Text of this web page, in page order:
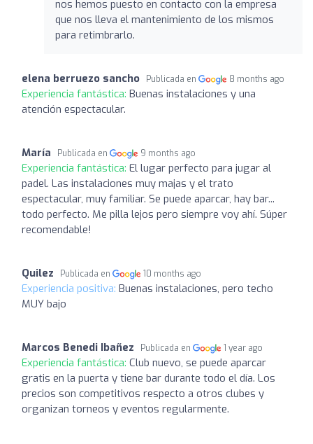
nos hemos puesto en contacto con la empresa
que nos lleva el mantenimiento de los mismos
para retimbrarlo.
elena berruezo sancho Publicada en 8 months ago
Experiencia fantástica: Buenas instalaciones y una
atención espectacular.
María Publicada en 9 months ago
Experiencia fantástica: El lugar perfecto para jugar al
padel. Las instalaciones muy majas y el trato
espectacular, muy familiar. Se puede aparcar, hay bar...
todo perfecto. Me pilla lejos pero siempre voy ahí. Súper
recomendable!
Quilez Publicada en 10 months ago
Experiencia positiva: Buenas instalaciones, pero techo
MUY bajo
Marcos Benedi Ibañez Publicada en 1 year ago
Experiencia fantástica: Club nuevo, se puede aparcar
gratis en la puerta y tiene bar durante todo el día. Los
precios son competitivos respecto a otros clubes y
organizan torneos y eventos regularmente.